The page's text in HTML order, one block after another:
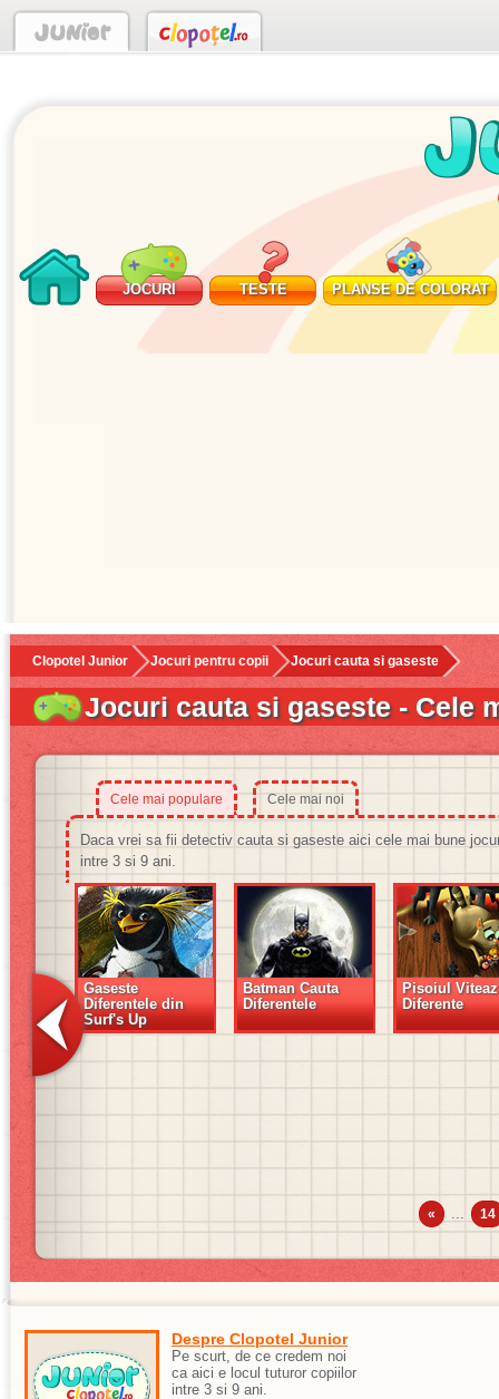
JOCURI TESTE PLANSE DE COLORAT
Clopotel Junior Jocuri pentru copii Jocuri cauta si gaseste
Jocuri cauta si gaseste - Cele
Cele mai populare Cele mai noi
Daca vrei sa fii detectiv cauta si gaseste aici cele mai bune
intre 3 si 9 ani.
Gaseste
Diferentele din
Surf's Up
Batman Cauta
Diferentele
Pisoiul
Diferente
« ... 14
Despre Clopotel Junior
Pe scurt, de ce credem noi
ca aici e locul tuturor copiilor
intre 3 si 9 ani.